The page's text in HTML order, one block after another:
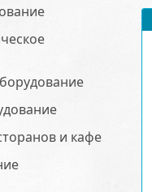
и кафе